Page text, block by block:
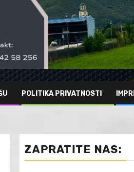
POLITIKA PRIVATNOSTI
ZAPRATITE NAS: